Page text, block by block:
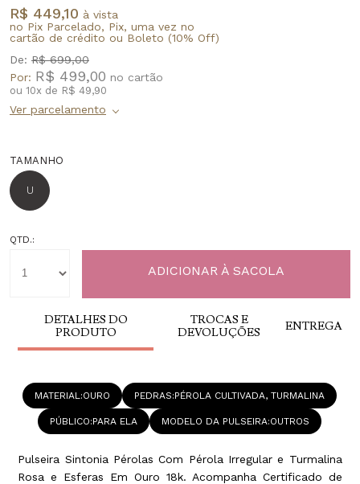
R$ 449,10 à vista
no Pix Parcelado, Pix, uma vez no
cartão de crédito ou Boleto (10% Off)
De: R$ 699,00
Por: R$ 499,00
ou 10x de R$ 49,90
TAMANHO
U
QTD.:
DETALHES DO
PRODUTO
TROCAS E
DEVOLUÇÕES
ENTREGA
Pulseira Sintonia Pérolas Com Pérola Irregular e Turmalina
Rosa e Esferas Em Ouro 18k. Acompanha Certificado de
MATERIAL OURO PEDRAS PÉROLA CULTIVADA, TURMALINA
PÚBLICO PARA ELA MODELO DA PULSEIRA OUTROS